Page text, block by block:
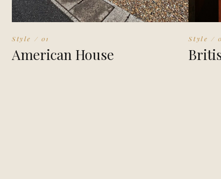
Style / 01
American House
Style /